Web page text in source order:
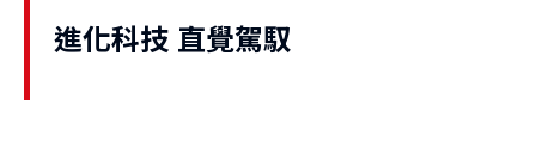
進化科技 直覺駕馭